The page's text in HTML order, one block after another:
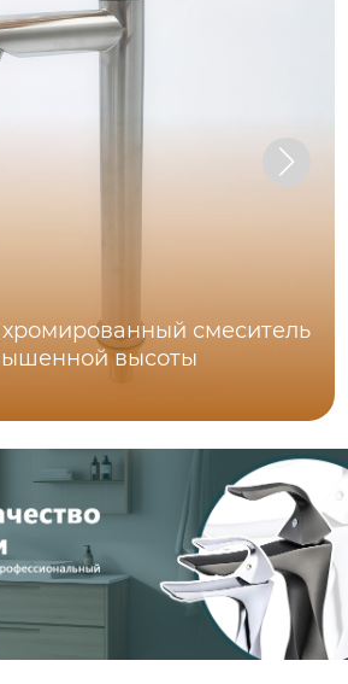
смеситель
высоты